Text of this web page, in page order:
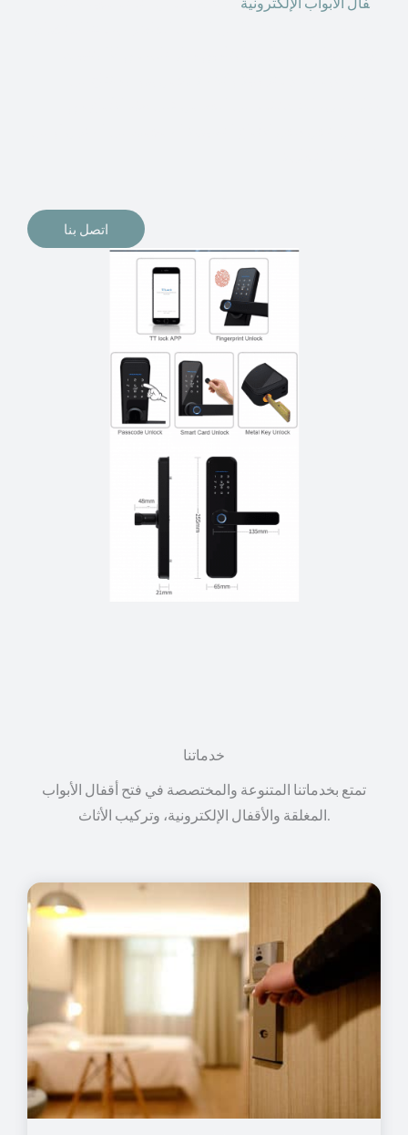
اتصل بنا
خدماتنا
تمتع بخدماتنا المتنوعة والمختصصة في فتح أقفال الأبواب